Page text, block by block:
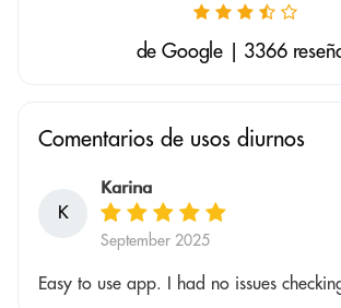
de Google | 3366
Comentarios de usos diurnos
K
Karina
September 2025
Easy to use app. I had no issues